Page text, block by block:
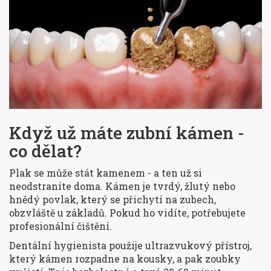
Když už máte zubní kámen -
co dělat?
Plak se může stát kamenem - a ten už si
neodstraníte doma. Kámen je tvrdý, žlutý nebo
hnědý povlak, který se přichytí na zubech,
obzvláště u základů. Pokud ho vidíte, potřebujete
profesionální čištění.
Dentální hygienista použije ultrazvukový přístroj,
který kámen rozpadne na kousky, a pak zoubky